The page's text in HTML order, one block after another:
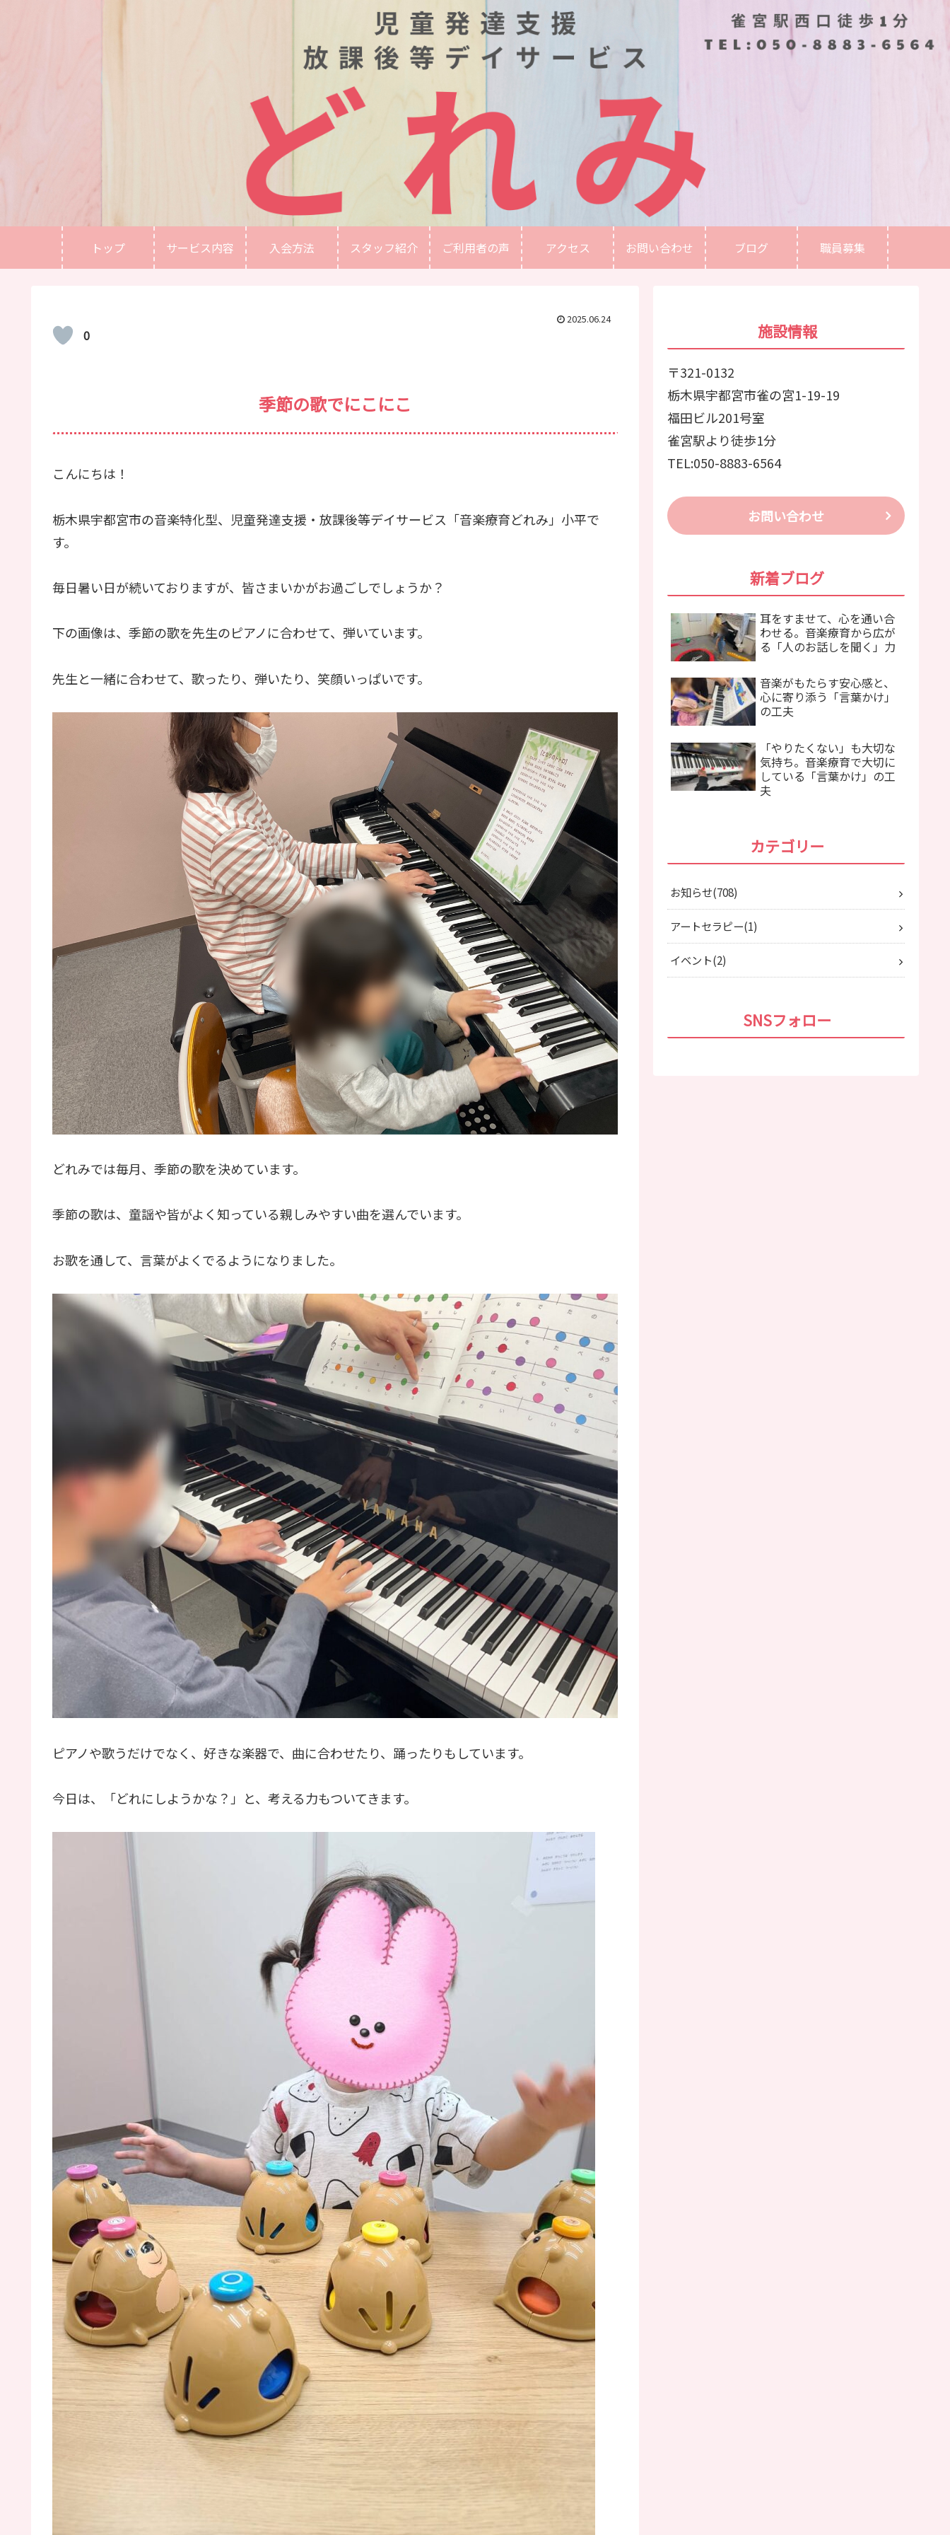
トップ サービス内容 入会方法 スタッフ紹介 ご利用者の声 アクセス お問い合わせ ブログ 職員募集
2025.06.24
0
季節の歌でにこにこ
こんにちは！
栃木県宇都宮市の音楽特化型、児童発達支援・放課後等デイサービス「音楽療育どれみ」小平で
す。
毎日暑い日が続いておりますが、皆さまいかがお過ごしでしょうか？
下の画像は、季節の歌を先生のピアノに合わせて、弾いています。
先生と一緒に合わせて、歌ったり、弾いたり、笑顔いっぱいです。
どれみでは毎月、季節の歌を決めています。
季節の歌は、童謡や皆がよく知っている親しみやすい曲を選んでいます。
お歌を通して、言葉がよくでるようになりました。
ピアノや歌うだけでなく、好きな楽器で、曲に合わせたり、踊ったりもしています。
今日は、「どれにしようかな？」と、考える力もついてきます。
施設情報
〒321-0132
栃木県宇都宮市雀の宮1-19-19
福田ビル201号室
雀宮駅より徒歩1分
TEL:050-8883-6564
お問い合わせ
新着ブログ
耳をすませて、心を通い合
わせる。音楽療育から広が
る「人のお話しを聞く」力
音楽がもたらす安心感と、
心に寄り添う「言葉かけ」
の工夫
「やりたくない」も大切な
気持ち。音楽療育で大切に
している「言葉かけ」の工
夫
カテゴリー
お知らせ 708
アートセラピー 1
イベント 2
SNSフォロー